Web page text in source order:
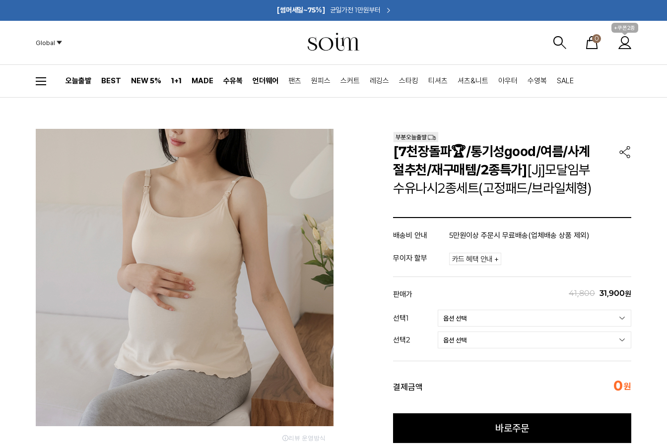
[썸머세일~75%] 균일가전 1만원부터
Global
0
+쿠폰2종
오늘출발 BEST NEW 5% 1+1 MADE 수유복 언더웨어 팬츠 원피스 스커트 레깅스 스타킹 티셔츠 셔츠&니트 아우터 수영복 SALE
[7천장돌파🏆/통기성good/여름/사계
절추천/재구매템/2종특가][Jj]모달임부
수유나시2종세트(고정패드/브라일체형)
배송비 안내 5만원이상 주문시 무료배송(업체배송 상품 제외)
무이자 할부 카드 혜택 안내 +
판매가 41,800 31,900원
선택1
선택2
결제금액 0원
바로주문